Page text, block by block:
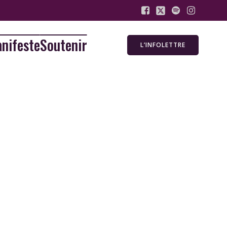
Soutenir L’INFOLETTRE